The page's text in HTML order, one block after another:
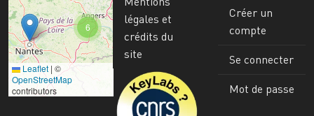
6
Leaflet | ©
OpenStreetMap
contributors
légales et
crédits du
site
Image
Créer un
compte
Se connecter
Mot de passe